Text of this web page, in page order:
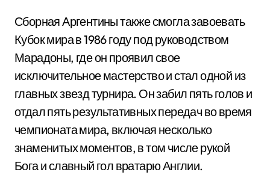
Сборная Аргентины также смогла завоевать
Кубок мира в 1986 году под руководством
Марадоны, где он проявил свое
исключительное мастерство и стал одной из
главных звезд турнира. Он забил пять голов и
отдал пять результативных передач во время
чемпионата мира, включая несколько
знаменитых моментов, в том числе рукой
Бога и славный гол вратарю Англии.